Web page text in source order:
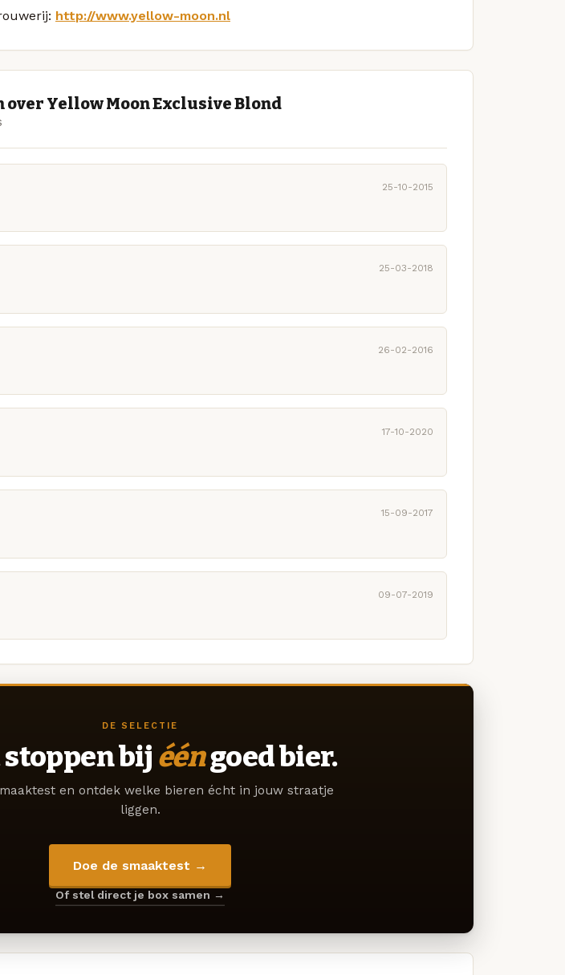
http://www.yellow-moon.nl
Yellow Moon Exclusive Blond
25-10-2015
25-03-2018
26-02-2016
17-10-2020
15-09-2017
09-07-2019
DE SELECTIE
bij ééngoed bier.
en ontdek welke bieren écht in jouw straatje
liggen.
Doe de smaaktest →
Of stel direct je box samen →